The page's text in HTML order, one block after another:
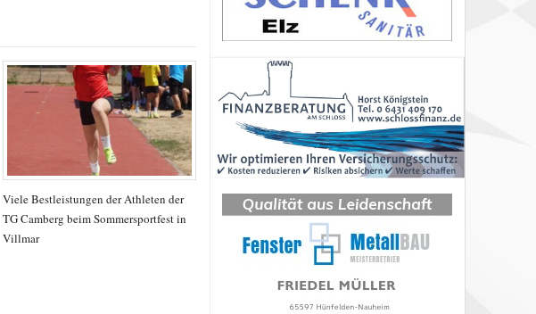
Viele Bestleistungen der Athleten der
TG Camberg beim Sommersportfest in
Villmar